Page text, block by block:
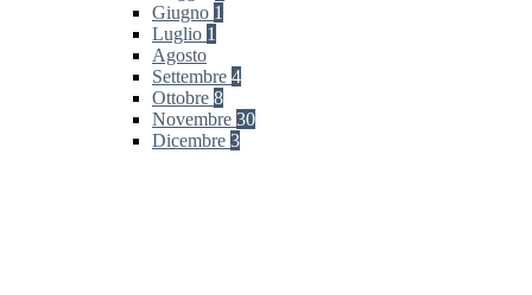
Giugno 1
Luglio 1
Agosto
Settembre 4
Ottobre 8
Novembre 30
Dicembre 3